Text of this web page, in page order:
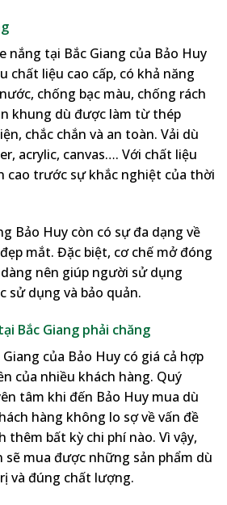
nắng tại Bắc Giang của Bảo Huy
chất liệu cao cấp, có khả năng
chống bạc màu, chống rách
khung dù được làm từ thép
chắc chắn và an toàn. Vải dù
acrylic, canvas…. Với chất liệu
cao trước sự khắc nghiệt của thời
Bảo Huy còn có sự đa dạng về
mắt. Đặc biệt, cơ chế mở đóng
nên giúp người sử dụng
sử dụng và bảo quản.
Bắc Giang phải chăng
của Bảo Huy có giá cả hợp
của nhiều khách hàng. Quý
tâm khi đến Bảo Huy mua dù
hàng không lo sợ về vấn đề
thêm bất kỳ chi phí nào. Vì vậy,
sẽ mua được những sản phẩm dù
và đúng chất lượng.